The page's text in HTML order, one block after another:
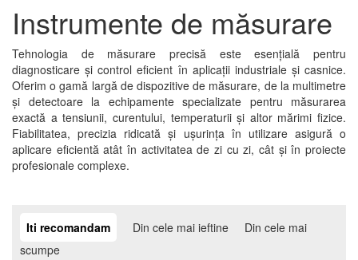
Instrumente de măsurare
Tehnologia de măsurare precisă este esențială pentru
diagnosticare și control eficient în aplicații industriale și casnice.
Oferim o gamă largă de dispozitive de măsurare, de la multimetre
și detectoare la echipamente specializate pentru măsurarea
exactă a tensiunii, curentului, temperaturii și altor mărimi fizice.
Fiabilitatea, precizia ridicată și ușurința în utilizare asigură o
aplicare eficientă atât în activitatea de zi cu zi, cât și în proiecte
profesionale complexe.
Iti recomandam Din cele mai ieftine
Din cele mai
scumpe